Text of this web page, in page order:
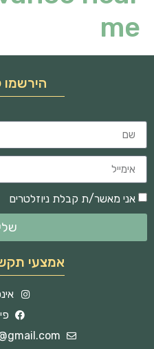
me
הירשמו
אני מאשר/ת קבלת ניוזלטרים
אמצעי